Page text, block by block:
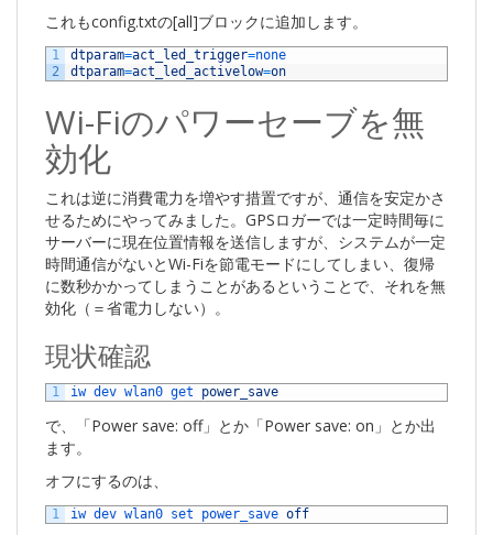
これもconfig.txtの[all]ブロックに追加します。
1
2
dtparam=act_led_trigger=none
dtparam=act_led_activelow=on
Wi-Fiのパワーセーブを無
効化
これは逆に消費電力を増やす措置ですが、通信を安定かさ
せるためにやってみました。GPSロガーでは一定時間毎に
サーバーに現在位置情報を送信しますが、システムが一定
時間通信がないとWi-Fiを節電モードにしてしまい、復帰
に数秒かかってしまうことがあるということで、それを無
効化（＝省電力しない）。
現状確認
1 iw dev wlan0 get power_save
で、「Power save: off」とか「Power save: on」とか出
ます。
オフにするのは、
1 iw dev wlan0 set power_save off